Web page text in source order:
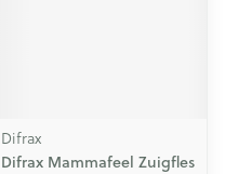
Difrax
Difrax Mammafeel Zuigfles